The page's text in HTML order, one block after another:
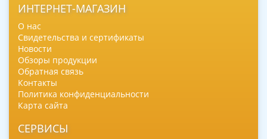
ИНТЕРНЕТ-МАГАЗИН
О нас
Свидетельства и сертификаты
Новости
Обзоры продукции
Обратная связь
Контакты
Политика конфиденциальности
Карта сайта
СЕРВИСЫ